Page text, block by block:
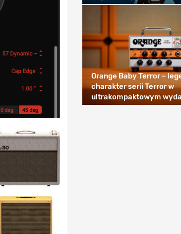
Orange Baby Terror –
charakter serii Terror w
ultrakompaktowym